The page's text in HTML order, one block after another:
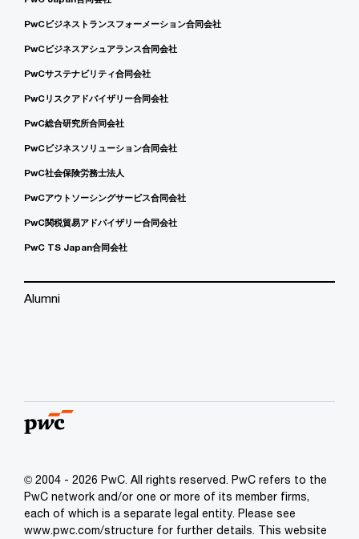
PwCビジネストランスフォーメーション合同会社
PwCビジネスアシュアランス合同会社
PwCサステナビリティ合同会社
PwCリスクアドバイザリー合同会社
PwC総合研究所合同会社
PwCビジネスソリューション合同会社
PwC社会保険労務士法人
PwCアウトソーシングサービス合同会社
PwC関税貿易アドバイザリー合同会社
PwC TS Japan合同会社
Alumni
© 2004 - 2026 PwC. All rights reserved. PwC refers to the
PwC network and/or one or more of its member firms,
each of which is a separate legal entity. Please see
www.pwc.com/structure for further details. This website